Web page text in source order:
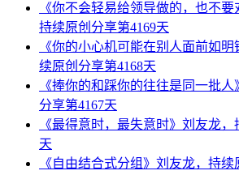
《你不会轻易给领导做的，也不要
持续原创分享第4169天
《你的小心机可能在别人面前如
续原创分享第4168天
《捧你的和踩你的往往是同一批
分享第4167天
《最得意时，最失意时》刘友龙
天
《自由结合式分组》刘友龙，持续